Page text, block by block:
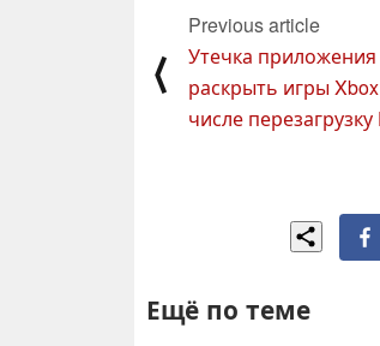
⟨
Previous article
Утечка
раскрыть игры
числе перезагрузку
Ещё по теме